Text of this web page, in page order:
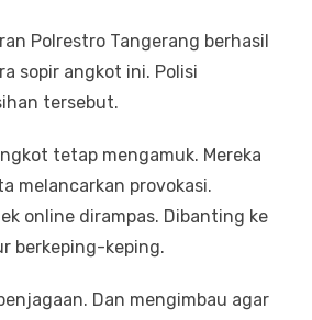
Polrestro Tangerang berhasil
sopir angkot ini. Polisi
tersebut.
tetap mengamuk. Mereka
melancarkan provokasi.
online dirampas. Dibanting ke
berkeping-keping.
Dan mengimbau agar